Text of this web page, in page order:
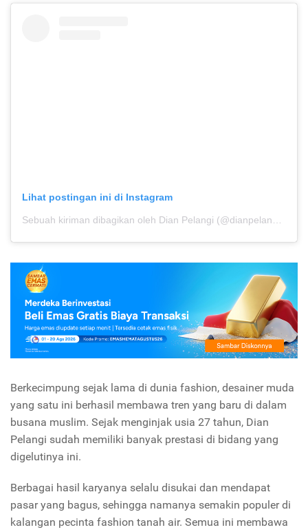
Lihat postingan ini di Instagram
Berkecimpung sejak lama di dunia fashion, desainer muda
yang satu ini berhasil membawa tren yang baru di dalam
busana muslim. Sejak menginjak usia 27 tahun, Dian
Pelangi sudah memiliki banyak prestasi di bidang yang
digelutinya ini.
Berbagai hasil karyanya selalu disukai dan mendapat
pasar yang bagus, sehingga namanya semakin populer di
kalangan pecinta fashion tanah air. Semua ini membawa